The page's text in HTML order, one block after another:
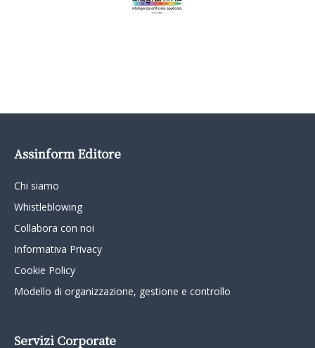
Assinform Editore
Chi siamo
Whistleblowing
Collabora con noi
Informativa Privacy
Cookie Policy
Modello di organizzazione, gestione e controllo
Servizi Corporate